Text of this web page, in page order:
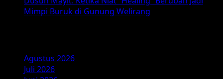
Mimpi Buruk di Gunung Welirang
Agustus 2026
Juli 2026